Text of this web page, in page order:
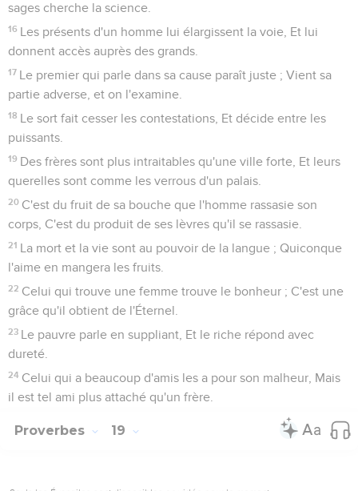
sages cherche la science.
16 Les présents d'un homme lui élargissent la voie, Et lui
donnent accès auprès des grands.
17 Le premier qui parle dans sa cause paraît juste ; Vient sa
partie adverse, et on l'examine.
18 Le sort fait cesser les contestations, Et décide entre les
puissants.
19 Des frères sont plus intraitables qu'une ville forte, Et leurs
querelles sont comme les verrous d'un palais.
20 C'est du fruit de sa bouche que l'homme rassasie son
corps, C'est du produit de ses lèvres qu'il se rassasie.
21 La mort et la vie sont au pouvoir de la langue ; Quiconque
l'aime en mangera les fruits.
22 Celui qui trouve une femme trouve le bonheur ; C'est une
grâce qu'il obtient de l'Éternel.
23 Le pauvre parle en suppliant, Et le riche répond avec
dureté.
24 Celui qui a beaucoup d'amis les a pour son malheur, Mais
il est tel ami plus attaché qu'un frère.
Proverbes 19